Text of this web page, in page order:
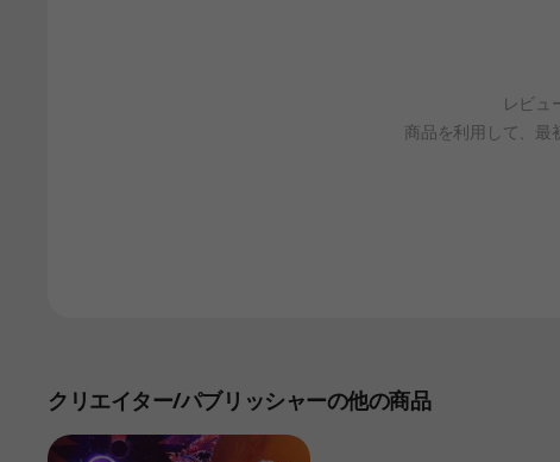
レビュ
商品を利用して、最
クリエイター/パブリッシャーの他の商品